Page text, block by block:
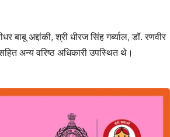
अद्दांकी, श्री धीरज सिंह गर्ब्याल, डॉ. रणवीर
अन्य वरिष्ठ अधिकारी उपस्थित थे।